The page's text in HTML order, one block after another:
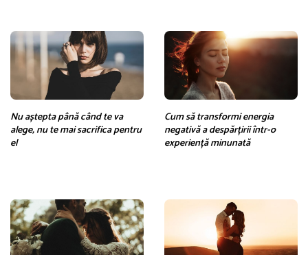
Nu aștepta până când te va
alege, nu te mai sacrifica pentru
el
Cum să transformi energia
negativă a despărțirii într-o
experiență minunată